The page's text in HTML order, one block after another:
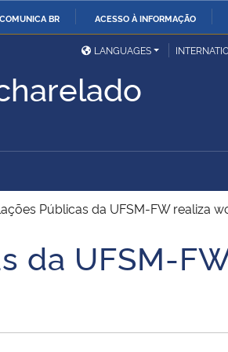
O
COMUNICA BR ACESSO À INFORMAÇÃO
Ministério das Relações
Exteriores
Ministério da Saúde
União
Banco Central do Brasil
LANGUAGES
Públicas da UFSM-FW realiza
da UFSM-